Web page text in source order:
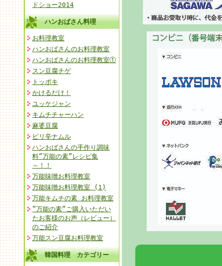
ドショー2014
ハンおばさん料理
お料理教室
ハンおばさんのお料理教室
ハンおばさんのお料理教室①
スン豆腐チゲ
トッポキ
かけるだけ！
ユッケジャン
キムチチャーハン
麻婆豆腐
ピリ辛ナムル
ハンおばさんの手作り調味
料”万能の素”レシピ集
～！！
万能味噌お料理教室
万能味噌お料理教室 (1)
万能キムチの素 お料理教室
”万能の素”ご購入いただい
たお客様のお声（レビュー）
のご紹介
万能スン豆腐お料理教室
韓国料理 カテゴリー